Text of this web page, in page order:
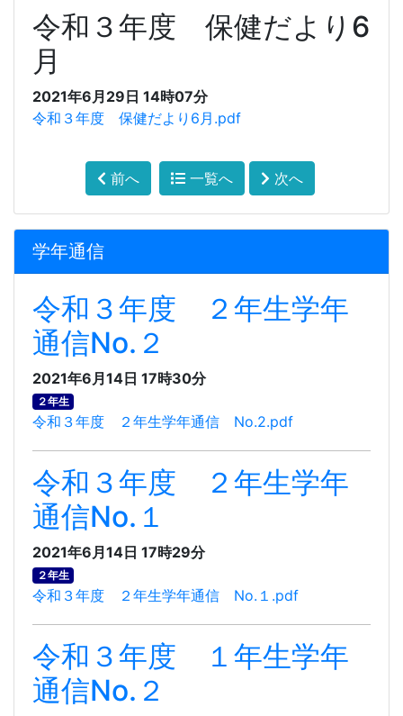
令和３年度 保健だより6
月
2021年6月29日 14時07分
令和３年度 保健だより6月.pdf
前へ 一覧へ 次へ
学年通信
令和３年度 ２年生学年
通信No.２
2021年6月14日 17時30分
２年生
令和３年度 ２年生学年通信 No.2.pdf
令和３年度 ２年生学年
通信No.１
2021年6月14日 17時29分
２年生
令和３年度 ２年生学年通信 No.１.pdf
令和３年度 １年生学年
通信No.２